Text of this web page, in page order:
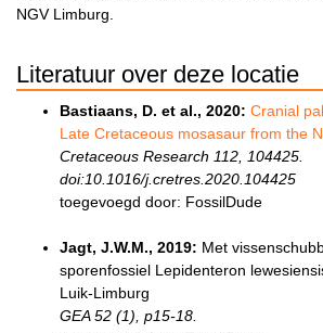
NGV Limburg.
Literatuur over deze locatie
Bastiaans, D. et al., 2020: Cranial
Late Cretaceous mosasaur from the
Cretaceous Research 112, 104425.
doi:10.1016/j.cretres.2020.104425
toegevoegd door: FossilDude
Jagt, J.W.M., 2019: Met
sporenfossiel Lepidenteron
Luik-Limburg
GEA 52 (1), p15-18.